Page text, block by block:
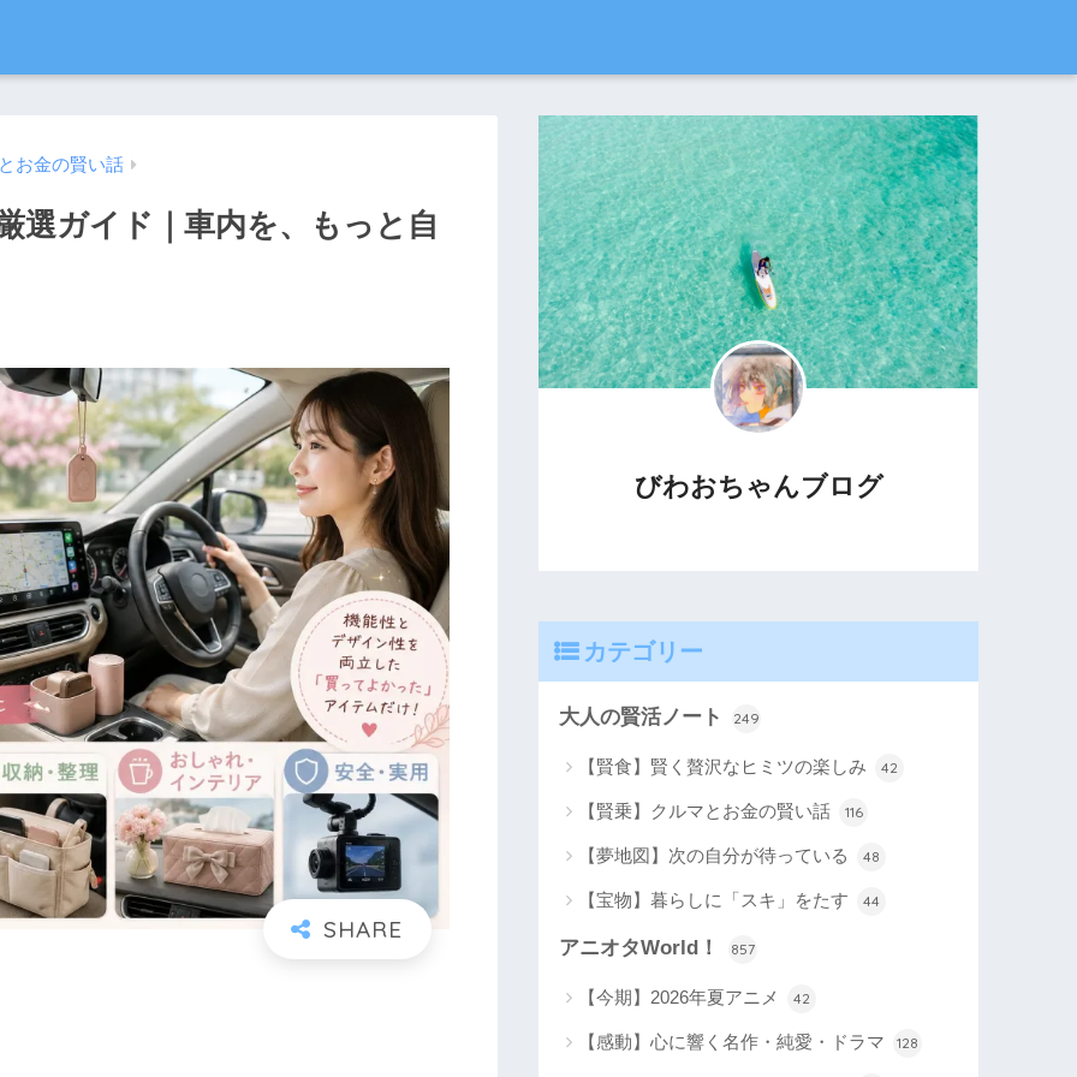
お金の賢い話
選ガイド｜車内を、もっと自
びわおちゃんブログ
カテゴリー
大人の賢活ノート 249
【賢食】賢く贅沢なヒミツの楽しみ 42
【賢乗】クルマとお金の賢い話 116
【夢地図】次の自分が待っている 48
【宝物】暮らしに「スキ」をたす 44
アニオタWorld！ 857
【今期】2026年夏アニメ 42
【感動】心に響く名作・純愛・ドラマ 128